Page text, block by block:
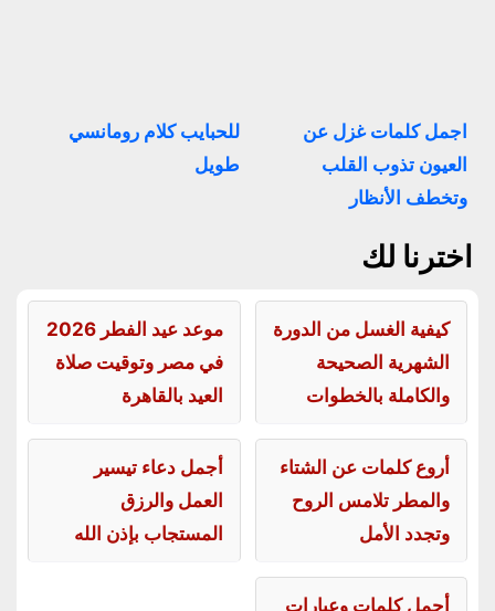
اجمل كلمات غزل عن
العيون تذوب القلب
وتخطف الأنظار
للحبايب كلام رومانسي
طويل
اخترنا لك
كيفية الغسل من الدورة
الشهرية الصحيحة
والكاملة بالخطوات
موعد عيد الفطر 2026
في مصر وتوقيت صلاة
العيد بالقاهرة
أروع كلمات عن الشتاء
والمطر تلامس الروح
وتجدد الأمل
أجمل دعاء تيسير
العمل والرزق
المستجاب بإذن الله
أجمل كلمات وعبارات